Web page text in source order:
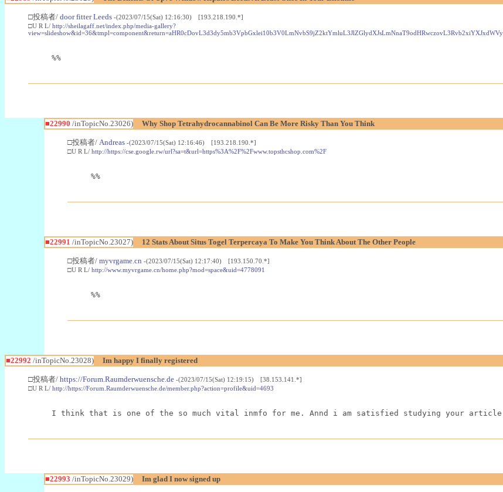
□投稿者/ door fitter Leeds -(2023/07/15(Sat) 12:16:30) [193.218.190.*]
□U R L/ http://sheilagaff.net/index.php/media-gallery?
%%
■22990 /inTopicNo.23026) Why Shop Tetrahydrocannabinol Can Be More Risky Than You Think
□投稿者/ Andreas -(2023/07/15(Sat) 12:16:46) [193.218.190.*]
□U R L/ http://https://cse.google.rw/url?sa=t&url=https%3A%2F%2Fwww.topsthcshop.com%2F
%%
■22991 /inTopicNo.23027) 12 Stats About Situs Togel Terpercaya To Make You Think About The Other People
□投稿者/ myvrgame.cn -(2023/07/15(Sat) 12:17:40) [193.150.70.*]
□U R L/ http://www.myvrgame.cn/home.php?mod=space&uid=4778091
%%
■22992 /inTopicNo.23028) Im happy I finally registered
□投稿者/ https://Forum.Raumderwuensche.de -(2023/07/15(Sat) 12:19:15) [38.153.141.*]
□U R L/ http://https://Forum.Raumderwuensche.de/member.php?action=profile&uid=4693
I think that is one of the so much vital inmfo for me. Annd i am satisfied studying your
■22993 /inTopicNo.23029) Im glad I now signed up